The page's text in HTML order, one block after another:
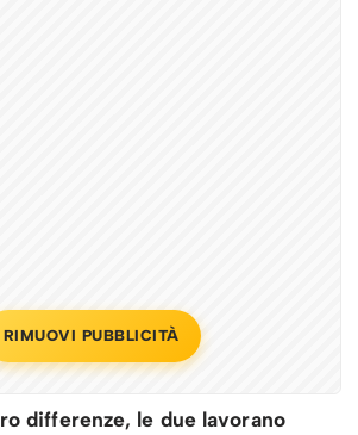
RIMUOVI PUBBLICITÀ
differenze, le due lavorano